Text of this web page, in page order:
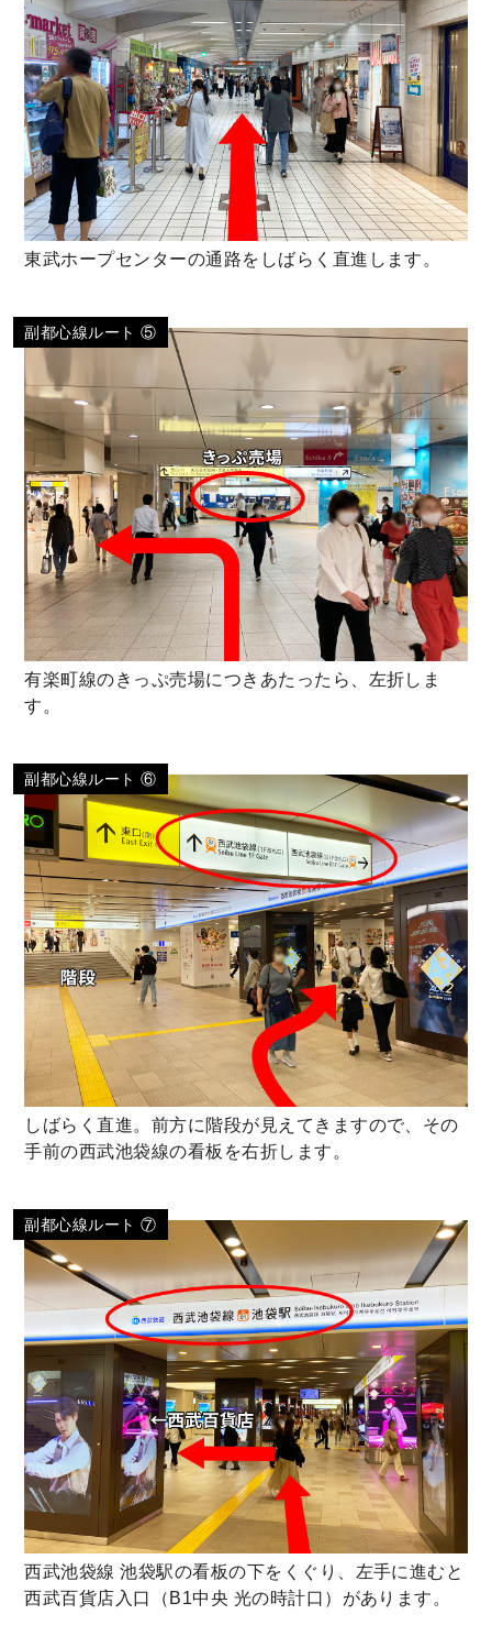
東武ホープセンターの通路をしばらく直進します。
副都心線ルート ⑤
有楽町線のきっぷ売場につきあたったら、左折しま
す。
副都心線ルート ⑥
しばらく直進。前方に階段が見えてきますので、その
手前の西武池袋線の看板を右折します。
副都心線ルート ⑦
西武池袋線 池袋駅の看板の下をくぐり、左手に進むと
西武百貨店入口（B1中央 光の時計口）があります。